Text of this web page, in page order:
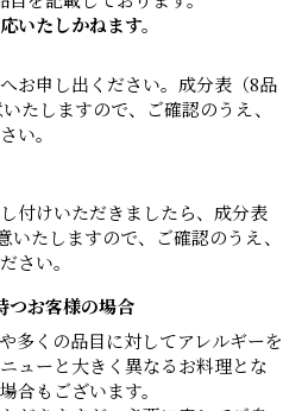
いたしかねます。
お申し出ください。成分表（8品
たしますので、ご確認のうえ、
い。
付けいただきましたら、成分表
いたしますので、ご確認のうえ、
さい。
つお客様の場合
多くの品目に対してアレルギーを
ューと大きく異なるお料理とな
合もございます。